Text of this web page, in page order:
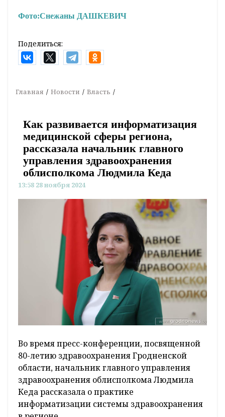
Фото:Снежаны ДАШКЕВИЧ
Поделиться:
Главная Новости Власть
Как развивается информатизация
медицинской сферы региона,
рассказала начальник главного
управления здравоохранения
облисполкома Людмила Кеда
13:58 28 ноября 2024
Во время пресс-конференции, посвященной
80-летию здравоохранения Гродненской
области, начальник главного управления
здравоохранения облисполкома Людмила
Кеда рассказала о практике
информатизации системы здравоохранения